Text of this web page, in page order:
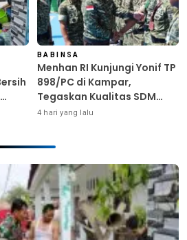
BABINSA
Menhan RI Kunjungi Yonif TP
898/PC di Kampar,
Tegaskan Kualitas SDM
Kunci Kekuatan TNI
4 hari yang lalu